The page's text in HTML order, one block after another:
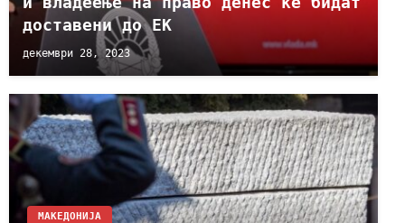
доставени до ЕК
декември 28, 2023
МАКЕДОНИЈА